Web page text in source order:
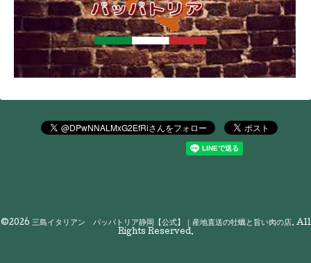
©2026 三島イタリアン パッパトリア静岡【公式】｜産地直送の牡蠣と旨い肉の店. All
Rights Reserved.